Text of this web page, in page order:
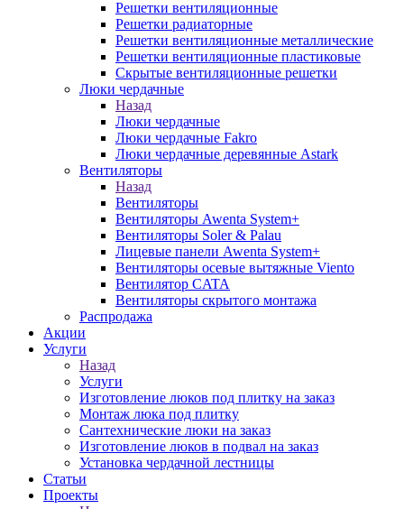
Решетки вентиляционные
Решетки радиаторные
Решетки вентиляционные металлические
Решетки вентиляционные пластиковые
Скрытые вентиляционные решетки
Люки чердачные
Назад
Люки чердачные
Люки чердачные Fakro
Люки чердачные деревянные Astark
Вентиляторы
Назад
Вентиляторы
Вентиляторы Awenta System+
Вентиляторы Soler & Palau
Лицевые панели Awenta System+
Вентиляторы осевые вытяжные Viento
Вентилятор CATA
Вентиляторы скрытого монтажа
Распродажа
Акции
Услуги
Назад
Услуги
Изготовление люков под плитку на заказ
Монтаж люка под плитку
Сантехнические люки на заказ
Изготовление люков в подвал на заказ
Установка чердачной лестницы
Статьи
Проекты